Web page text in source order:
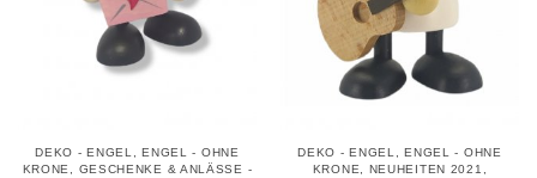
DEKO - ENGEL, ENGEL - OHNE
KRONE, GESCHENKE & ANLÄSSE -
DEKO - ENGEL, ENGEL - OHNE
KRONE, NEUHEITEN 2021 ,